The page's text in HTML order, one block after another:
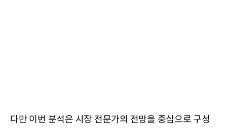
다만 이번 분석은 시장 전문가의 전망을 중심으로 구성